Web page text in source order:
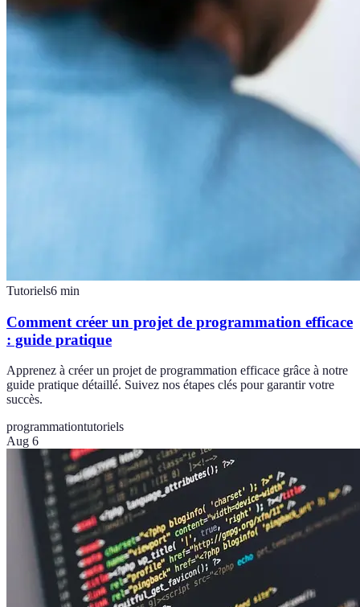
Tutoriels6 min
Comment créer un projet de programmation efficace
: guide pratique
Apprenez à créer un projet de programmation efficace grâce à notre
guide pratique détaillé. Suivez nos étapes clés pour garantir votre
succès.
programmationtutoriels
Aug 6